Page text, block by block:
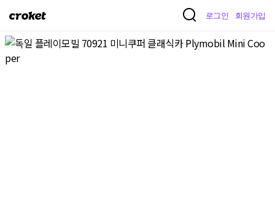
크
켓
로그인 회원가입